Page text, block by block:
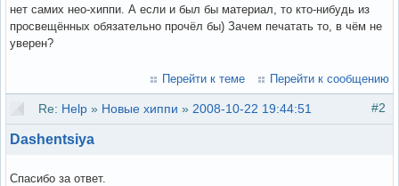
нет самих нео-хиппи. А если и был бы материал, то кто-нибудь из
просвещённых обязательно прочёл бы) Зачем печатать то, в чём не
уверен?
Перейти к теме Перейти к сообщению
#2
Re: Help » Новые хиппи » 2008-10-22 19:44:51
Dashentsiya
Спасибо за ответ.